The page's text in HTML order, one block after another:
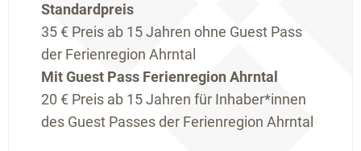
Standardpreis
35 € Preis ab 15 Jahren ohne Guest Pass
der Ferienregion Ahrntal
Mit Guest Pass Ferienregion Ahrntal
20 € Preis ab 15 Jahren für Inhaber*innen
des Guest Passes der Ferienregion Ahrntal